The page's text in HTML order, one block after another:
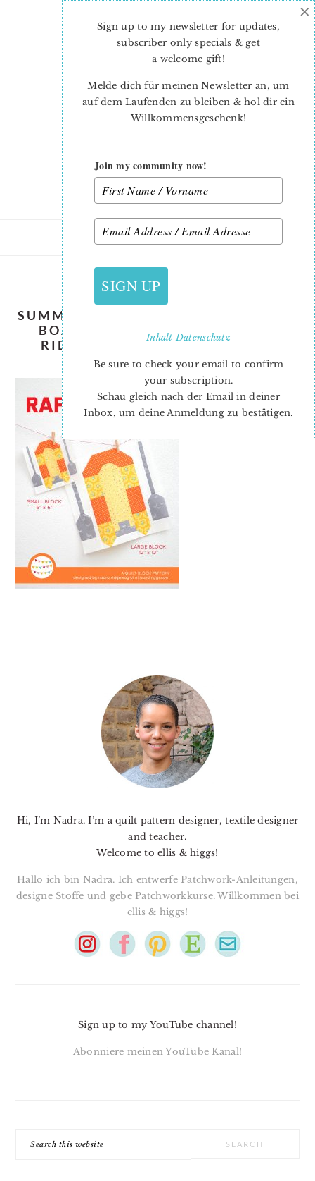
SUMMER-QUILT-PATTERN-RAFTING-
BOAT-QUILT-PATTERN-NADRA-
RIDGEWAY-ELLIS-AND-HIGGS-
COVER
Hi, I’m Nadra. I’m a quilt pattern designer, textile designer
and teacher.
Welcome to ellis & higgs!
Hallo ich bin Nadra. Ich entwerfe Patchwork-Anleitungen,
designe Stoffe und gebe Patchworkkurse. Willkommen bei
ellis & higgs!
Sign up to my YouTube channel!
Abonniere meinen YouTube Kanal!
Sign up to my newsletter for updates,
subscriber only specials & get
a welcome gift!
Melde dich für meinen Newsletter an, um
auf dem Laufenden zu bleiben & hol dir ein
Willkommensgeschenk!
Join my community now!
SIGN UP
InhaltDatenschutz
Be sure to check your email to confirm
your subscription.
Schau gleich nach der Email in deiner
Inbox, um deine Anmeldung zu bestätigen.
×